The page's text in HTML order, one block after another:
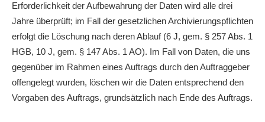
Erforderlichkeit der Aufbewahrung der Daten wird alle drei
Jahre überprüft; im Fall der gesetzlichen Archivierungspflichten
erfolgt die Löschung nach deren Ablauf (6 J, gem. § 257 Abs. 1
HGB, 10 J, gem. § 147 Abs. 1 AO). Im Fall von Daten, die uns
gegenüber im Rahmen eines Auftrags durch den Auftraggeber
offengelegt wurden, löschen wir die Daten entsprechend den
Vorgaben des Auftrags, grundsätzlich nach Ende des Auftrags.